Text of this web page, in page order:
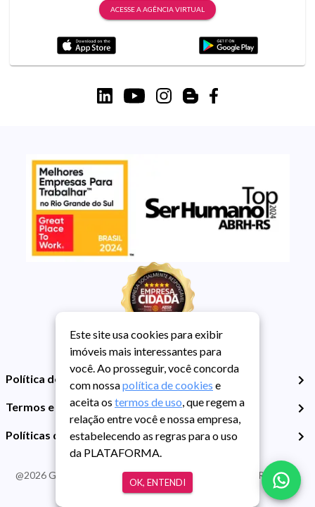
ACESSE A AGÊNCIA VIRTUAL
Política de Privacidade
Termos e Condições de Uso
Políticas de Cookies
@2026Guarida Imóvel. Todos os direitos reservados. CRECI RS -
413J | CNPJ Guarida: 89.398.606/0001-30
Este site usa cookies para exibir
imóveis mais interessantes para
você. Ao prosseguir, você concorda
com nossapolítica de cookies e
aceita os termos de uso, que regem a
relação entre você e nossa empresa,
estabelecendo as regras para o uso
da PLATAFORMA.
OK, ENTENDI